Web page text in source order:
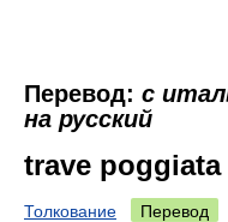
Перевод: с
на русский
trave
Толкование Перевод